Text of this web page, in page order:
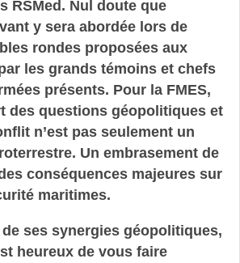
RSMed. Nul doute que
y sera abordée lors de
rondes proposées aux
les grands témoins et chefs
présents. Pour la FMES,
des questions géopolitiques et
n’est pas seulement un
Un embrasement de
conséquences majeures sur
maritimes.
ses synergies géopolitiques,
heureux de vous faire